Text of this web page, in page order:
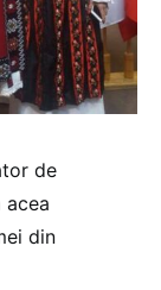
de
acea
din